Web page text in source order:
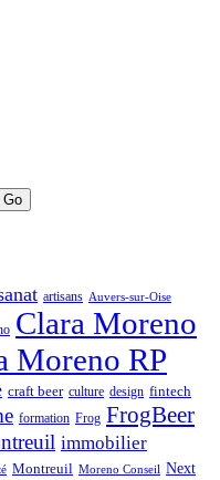
artisans Auvers-sur-Oise
Clara Moreno
Moreno RP
craft beer culture design fintech
formation Frog FrogBeer
immobilier
Montreuil Moreno Conseil Next